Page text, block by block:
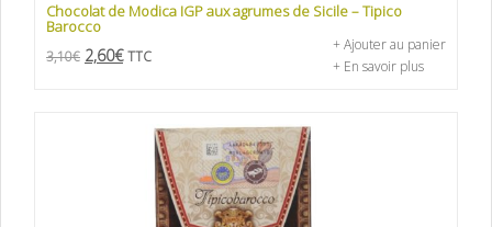
Chocolat de Modica IGP aux agrumes de Sicile – Tipico
Barocco
3,10€ 2,60€ TTC
+ Ajouter au panier
+ En savoir plus